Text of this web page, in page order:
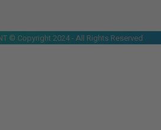
© Copyright 2024 - All Rights Reserved